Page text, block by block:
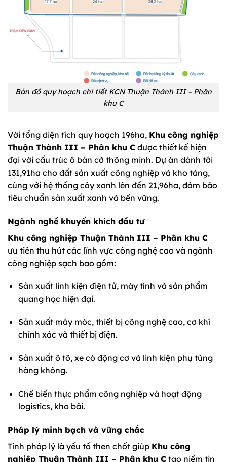
Bản đồ quy hoạch chi tiết KCN Thuận Thành III – Phân
khu C
Với tổng diện tích quy hoạch 196ha, Khu công nghiệp
Thuận Thành III – Phân khu C được thiết kế hiện
đại với cấu trúc ô bàn cờ thông minh. Dự án dành tới
131,91ha cho đất sản xuất công nghiệp và kho tàng,
cùng với hệ thống cây xanh lên đến 21,96ha, đảm bảo
tiêu chuẩn sản xuất xanh và bền vững.
Ngành nghề khuyến khích đầu tư
Khu công nghiệp Thuận Thành III – Phân khu C
ưu tiên thu hút các lĩnh vực công nghệ cao và ngành
công nghiệp sạch bao gồm:
Sản xuất linh kiện điện tử, máy tính và sản phẩm
quang học hiện đại.
Sản xuất máy móc, thiết bị công nghệ cao, cơ khí
chính xác và thiết bị điện.
Sản xuất ô tô, xe có động cơ và linh kiện phụ tùng
hàng không.
Chế biến thực phẩm công nghiệp và hoạt động
logistics, kho bãi.
Pháp lý minh bạch và vững chắc
Tính pháp lý là yếu tố then chốt giúp Khu công
nghiệp Thuận Thành III – Phân khu C tạo niềm tin